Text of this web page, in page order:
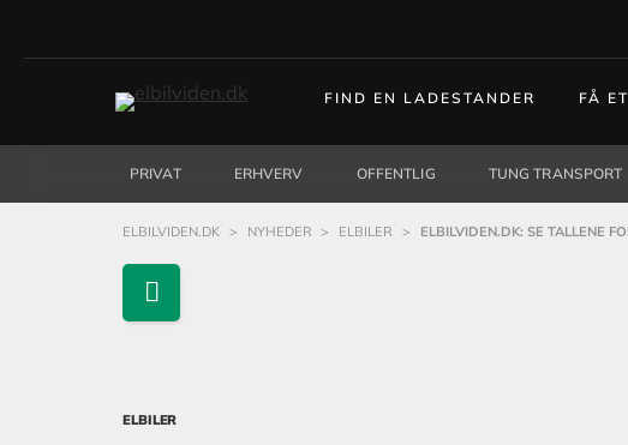
FIND EN LADESTANDER FÅ
PRIVAT ERHVERV OFFENTLIG TUNG TRANSPORT
ELBILVIDEN.DK > NYHEDER > ELBILER > ELBILVIDEN.DK: SE TALLENE
ELBILER